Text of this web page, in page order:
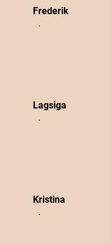
Frederik
Lagsiga
Kristina